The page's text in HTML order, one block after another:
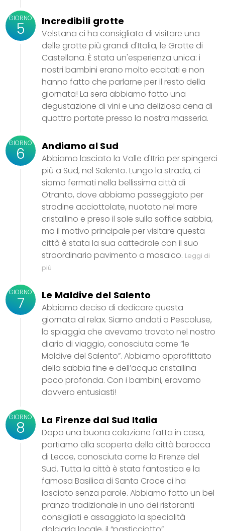
GIORNO
5 Incredibili grotte
Velstana ci ha consigliato di visitare una
delle grotte più grandi d'Italia, le Grotte di
Castellana. È stata un'esperienza unica: i
nostri bambini erano molto eccitati e non
hanno fatto che parlarne per il resto della
giornata! La sera abbiamo fatto una
degustazione di vini e una deliziosa cena di
quattro portate presso la nostra masseria.
GIORNO
6 Andiamo al Sud
Abbiamo lasciato la Valle d'Itria per spingerci
più a Sud, nel Salento. Lungo la strada, ci
siamo fermati nella bellissima città di
Otranto, dove abbiamo passeggiato per
stradine acciottolate, nuotato nel mare
cristallino e preso il sole sulla soffice sabbia,
ma il motivo principale per visitare questa
città è stata la sua cattedrale con il suo
straordinario pavimento a mosaico. Leggi di
più
GIORNO
7 Le Maldive del Salento
Abbiamo deciso di dedicare questa
giornata al relax. Siamo andati a Pescoluse,
la spiaggia che avevamo trovato nel nostro
diario di viaggio, conosciuta come “le
Maldive del Salento”. Abbiamo approfittato
della sabbia fine e dell’acqua cristallina
poco profonda. Con i bambini, eravamo
davvero entusiasti!
GIORNO
8 La Firenze dal Sud Italia
Dopo una buona colazione fatta in casa,
partiamo alla scoperta della città barocca
di Lecce, conosciuta come la Firenze del
Sud. Tutta la città è stata fantastica e la
famosa Basilica di Santa Croce ci ha
lasciato senza parole. Abbiamo fatto un bel
pranzo tradizionale in uno dei ristoranti
consigliati e assaggiato la specialità